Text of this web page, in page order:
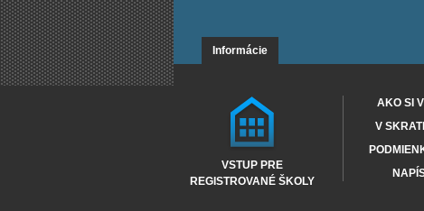
Informácie
VSTUP PRE
REGISTROVANÉ ŠKOLY
AKO SI
V